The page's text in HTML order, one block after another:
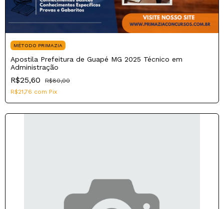
MÉTODO PRIMAZIA
Apostila Prefeitura de Guapé MG 2025 Técnico em
Administração
R$25,60
R$80,00
R$21,76 com Pix